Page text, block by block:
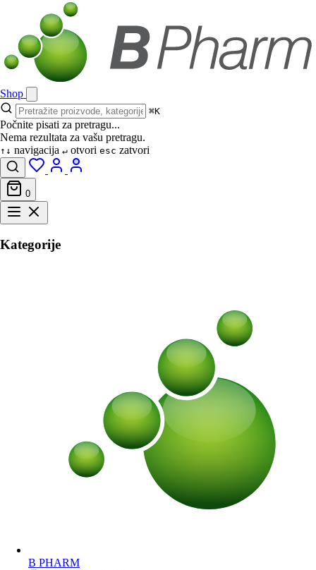
Shop
⌘K
Počnite pisati za pretragu...
Nema rezultata za vašu pretragu.
↑↓ navigacija ↵ otvori esc zatvori
0
Kategorije
B PHARM